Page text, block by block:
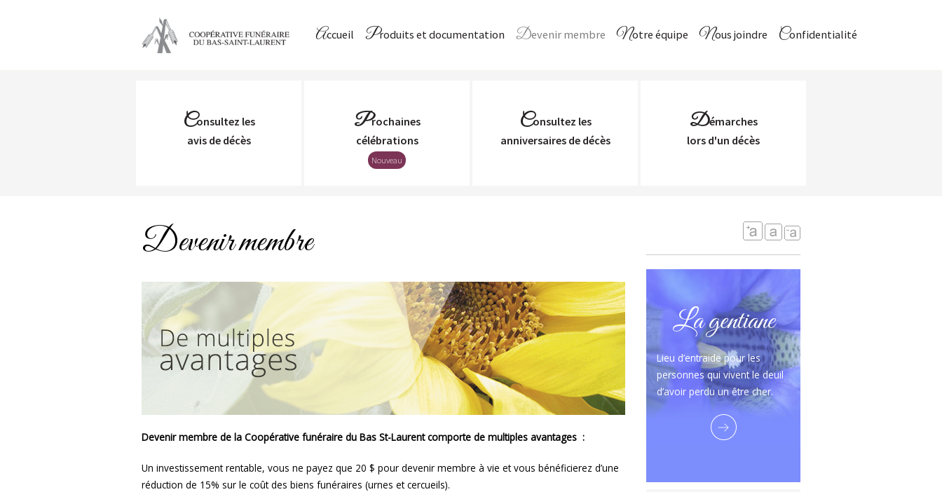
Accueil Produits et documentation Devenir membre Notre équipe Nous joindre Confidentialité
Consultez les
Avis de décès
Prochaines
Célébrations
Nouveau
Consultez les
Anniversaires de décès
Démarches
Lors d'un décès
Devenir membre
Devenir membre de la Coopérative funéraire du Bas St-Laurent comporte de multiples avantages :
Un investissement rentable, vous ne payez que 20 $ pour devenir membre à vie et vous bénéficierez d’une
réduction de 15% sur le coût des biens funéraires (urnes et cercueils).
La gentiane
Lieu d’entraide pour les
personnes qui vivent le deuil
d’avoir perdu un être cher.